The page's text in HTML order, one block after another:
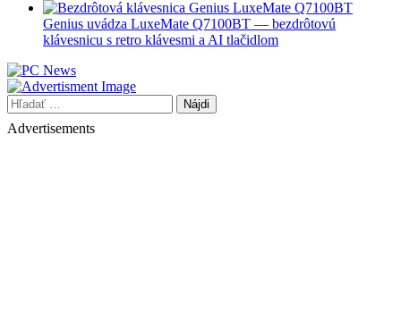
Genius uvádza LuxeMate Q7100BT — bezdrôtovú
klávesnicu s retro klávesmi a AI tlačidlom
Hľadať:
Advertisements